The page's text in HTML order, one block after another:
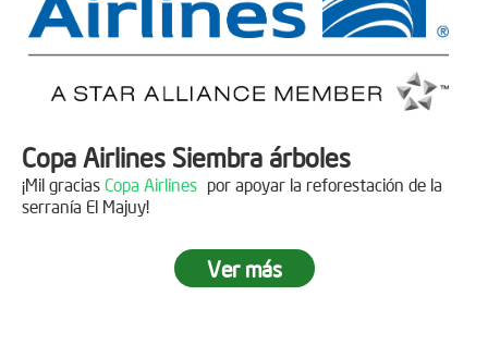
Copa Airlines Siembra árboles
¡Mil gracias Copa Airlines por apoyar la reforestación de la
serranía El Majuy!
Siembra en el Páramo Aguas Vivas
Ver más